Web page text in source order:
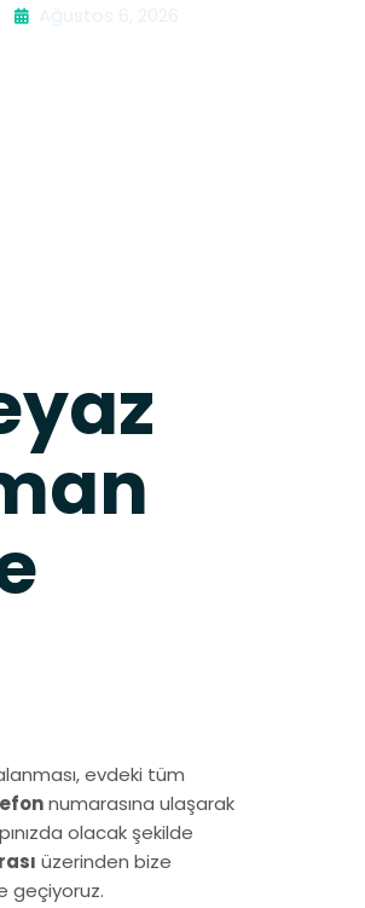
Ağustos 6, 2026
evdeki tüm
numarasına ulaşarak
olacak şekilde
üzerinden bize
geçiyoruz.